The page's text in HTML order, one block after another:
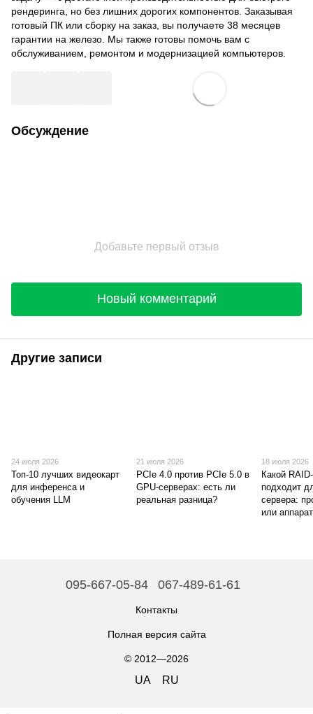
рендеринга, но без лишних дорогих компонентов. Заказывая
готовый ПК или сборку на заказ, вы получаете 38 месяцев
гарантии на железо. Мы также готовы помочь вам с
обслуживанием, ремонтом и модернизацией компьютеров.
Обсуждение
Добавьте первый отзыв
Новый комментарий
Другие записи
24 июля 2026
Топ-10 лучших видеокарт
для инференса и
обучения LLM
21 июля 2026
PCIe 4.0 против PCIe 5.0 в
GPU-серверах: есть ли
реальная разница?
18 июля 2026
Какой
подходит
сервера:
или
095-667-05-84 067-489-61-61
Контакты
Полная версия сайта
© 2012—2026
UA RU